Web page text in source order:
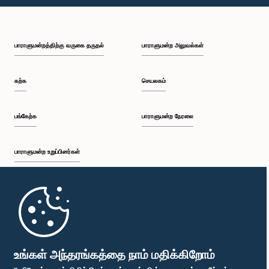
உங்கள் அந்தரங்கத்தை நாம் மதிக்கிறோம்
பி.ப. 1:59 - பி.ப. 2:10
பி.ப. 2:19 - பி.ப. 2:29
பி.ப. 2:37 - பி.ப. 2:46
பாராளுமன்றத்திற்கு வருகை தருதல்
கற்க
பங்கேற்க
பாராளுமன்ற உறுப்பினர்கள்
முதற்பக்கம்
பாராளுமன்ற அலுவல்கள்
செயலகம்
பாராளுமன்ற நேரலை
பாராளுமன்ற கையடக்க செயலி